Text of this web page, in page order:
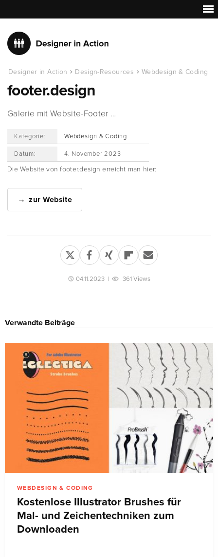
Designer in Action Design-Resources Webdesign & Coding
footer.design
Galerie mit Website-Footer …
Kategorie: Webdesign & Coding
Datum: 4. November 2023
Die Website von footer.design erreicht man hier:
zur Website
04.11.2023 | 361 Views
Verwandte Beiträge
WEBDESIGN & CODING
Kostenlose Illustrator Brushes für
Mal- und Zeichentechniken zum
Downloaden